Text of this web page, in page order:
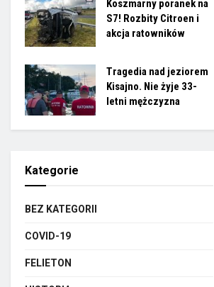
Koszmarny poranek na
S7! Rozbity Citroen i
akcja ratowników
Tragedia nad jeziorem
Kisajno. Nie żyje 33-
letni mężczyzna
Kategorie
BEZ KATEGORII
COVID-19
FELIETON